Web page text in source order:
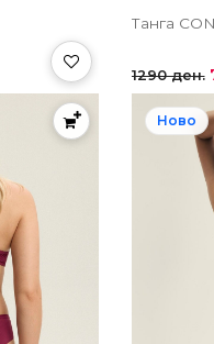
Танга
1290 ден.
Ново